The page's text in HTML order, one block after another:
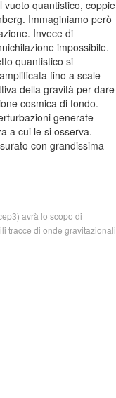
vuoto quantistico, coppie
Immaginiamo però
Invece di
impossibile.
quantistico si
fino a scale
della gravità per dare
cosmica di fondo.
generate
a cui le si osserva.
con grandissima
avrà lo scopo di
tracce di onde gravitazionali